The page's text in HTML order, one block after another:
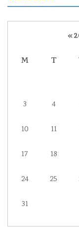
«
M
T
3 4
10 11
17 18
24 25
31